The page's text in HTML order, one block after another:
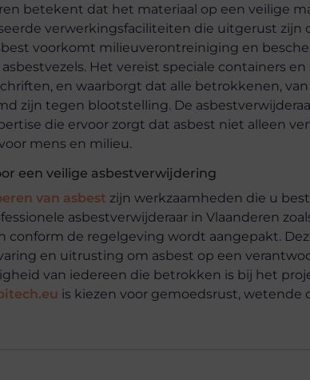
betekent dat het materiaal op een veilige
verwerkingsfaciliteiten die uitgerust zijn
voorkomt milieuverontreiniging en
Het vereist speciale containers
en waarborgt dat alle betrokkenen,
zijn tegen blootstelling. De
die ervoor zorgt dat asbest niet alleen
mens en milieu.
een veilige asbestverwijdering
van asbest zijn werkzaamheden die u
asbestverwijderaar in Vlaanderen
conform de regelgeving wordt aangepakt.
en uitrusting om asbest op een
van iedereen die betrokken is bij het
is kiezen voor gemoedsrust,